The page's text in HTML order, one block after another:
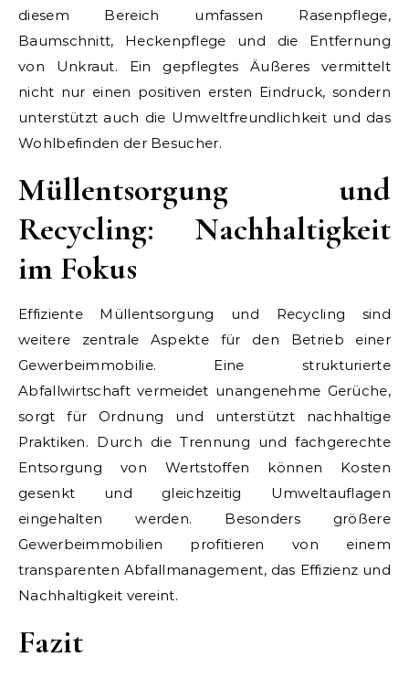
diesem Bereich umfassen Rasenpflege,
Baumschnitt, Heckenpflege und die Entfernung
von Unkraut. Ein gepflegtes Äußeres vermittelt
nicht nur einen positiven ersten Eindruck, sondern
unterstützt auch die Umweltfreundlichkeit und das
Wohlbefinden der Besucher.
Müllentsorgung und
Recycling: Nachhaltigkeit
im Fokus
Effiziente Müllentsorgung und Recycling sind
weitere zentrale Aspekte für den Betrieb einer
Gewerbeimmobilie. Eine strukturierte
Abfallwirtschaft vermeidet unangenehme Gerüche,
sorgt für Ordnung und unterstützt nachhaltige
Praktiken. Durch die Trennung und fachgerechte
Entsorgung von Wertstoffen können Kosten
gesenkt und gleichzeitig Umweltauflagen
eingehalten werden. Besonders größere
Gewerbeimmobilien profitieren von einem
transparenten Abfallmanagement, das Effizienz und
Nachhaltigkeit vereint.
Fazit